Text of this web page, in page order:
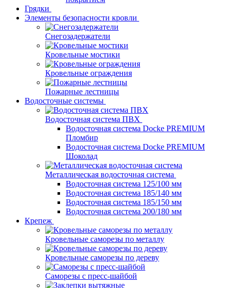
Грядки
Элементы безопасности кровли
Снегозадержатели
Кровельные мостики
Кровельные ограждения
Пожарные лестницы
Водосточные системы
Водосточная система ПВХ
Водосточная система Docke PREMIUM
Пломбир
Водосточная система Docke PREMIUM
Шоколад
Металлическая водосточная система
Водосточная система 125/100 мм
Водосточная система 185/140 мм
Водосточная система 185/150 мм
Водосточная система 200/180 мм
Крепеж
Кровельные саморезы по металлу
Кровельные саморезы по дереву
Саморезы с пресс-шайбой